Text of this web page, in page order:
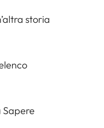
storia
Sapere